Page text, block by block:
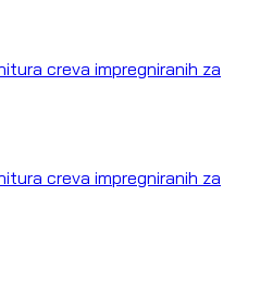
creva impregniranih za
creva impregniranih za